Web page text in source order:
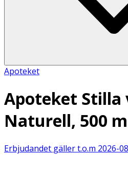
Apoteket
Apoteket Stilla
Naturell, 500
Erbjudandet gäller t.o.m 2026-